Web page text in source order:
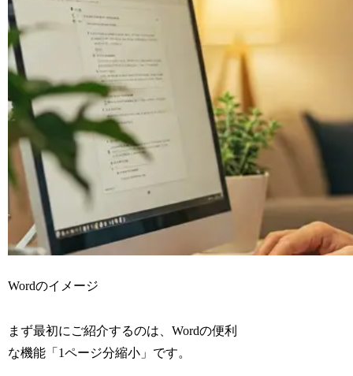
Wordのイメージ
まず最初にご紹介するのは、Wordの便利
な機能「1ページ分縮小」です。